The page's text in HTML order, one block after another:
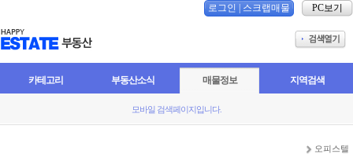
로그인 스크랩매물 PC보기
카테고리 부동산소식 매물정보 지역검색
모바일 검색페이지입니다.
오피스텔